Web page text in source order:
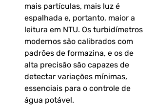
mais partículas, mais luz é
espalhada e, portanto, maior a
leitura em NTU. Os turbidímetros
modernos são calibrados com
padrões de formazina, e os de
alta precisão são capazes de
detectar variações mínimas,
essenciais para o controle de
água potável.